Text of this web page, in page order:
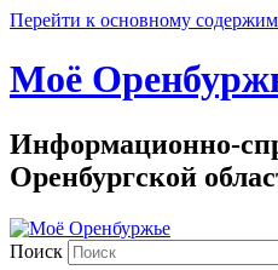
Перейти к основному
Моё
Информационно-
Оренбургской
Поиск